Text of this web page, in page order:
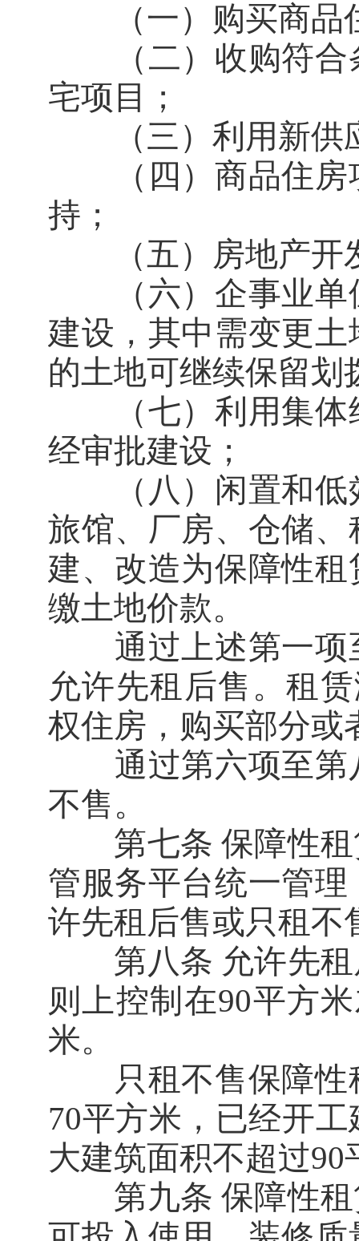
（一）购买商品
（二）收购符合
宅项目；
（三）利用新供
（四）商品住房
持；
（五）房地产开
（六）企事业单
建设，其中需变更
的土地可继续保留划
（七）利用集体
经审批建设；
（八）闲置和低
旅馆、厂房、仓储
建、改造为保障性
缴土地价款。
通过上述第一项
允许先租后售。租
权住房，购买部分或
通过第六项至第
不售。
第七条 保障性租
管服务平台统一管
许先租后售或只租不
第八条 允许先租
则上控制在90平方
米。
只租不售保障性
70平方米，已经开
大建筑面积不超过90
第九条 保障性租